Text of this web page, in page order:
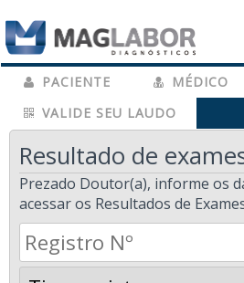
PACIENTE MÉDICO
VALIDE SEU LAUDO
Resultado de
Prezado Doutor(a), informe os
acessar os Resultados de